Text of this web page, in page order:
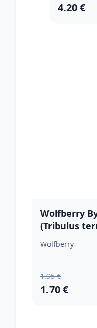
4.20 €
Wolfberry
(Tribulus
Wolfberry
1.95 €
1.70 €